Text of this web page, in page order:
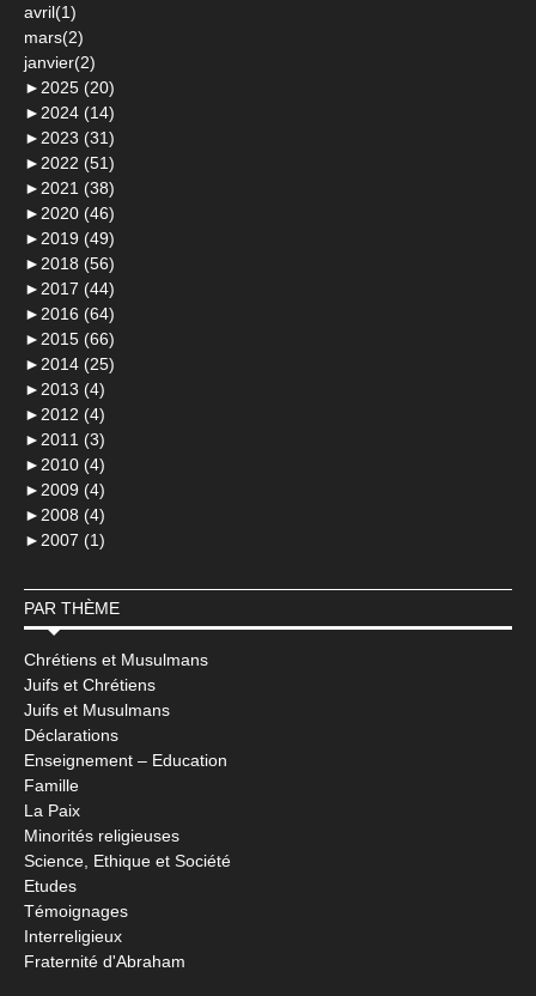
avril(1)
mars(2)
janvier(2)
► 2025 (20)
► 2024 (14)
► 2023 (31)
► 2022 (51)
► 2021 (38)
► 2020 (46)
► 2019 (49)
► 2018 (56)
► 2017 (44)
► 2016 (64)
► 2015 (66)
► 2014 (25)
► 2013 (4)
► 2012 (4)
► 2011 (3)
► 2010 (4)
► 2009 (4)
► 2008 (4)
► 2007 (1)
PAR THÈME
Chrétiens et Musulmans
Juifs et Chrétiens
Juifs et Musulmans
Déclarations
Enseignement – Education
Famille
La Paix
Minorités religieuses
Science, Ethique et Société
Etudes
Témoignages
Interreligieux
Fraternité d'Abraham